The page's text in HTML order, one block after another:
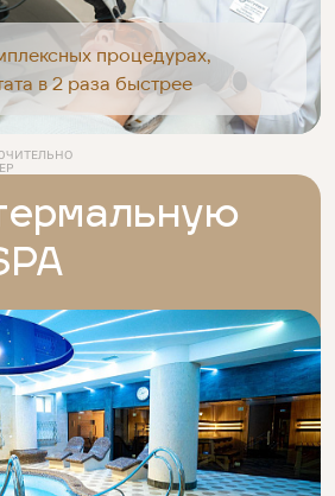
процедурах,
в 2 раза быстрее